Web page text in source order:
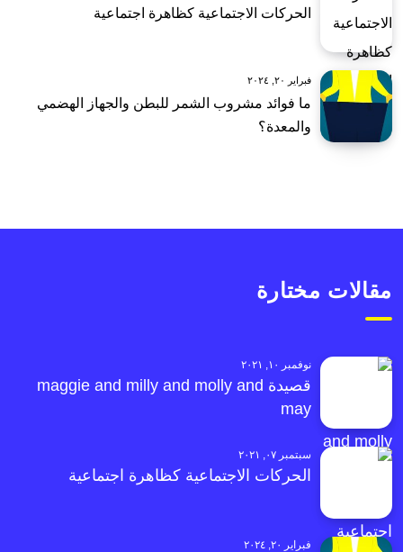
الحركات الاجتماعية كظاهرة اجتماعية
فبراير ٢٠, ٢٠٢٤
ما فوائد مشروب الشمر للبطن والجهاز الهضمي
والمعدة؟
مقالات مختارة
نوفمبر ١٠, ٢٠٢١
قصيدة maggie and milly and molly and
may
سبتمبر ٠٧, ٢٠٢١
الحركات الاجتماعية كظاهرة اجتماعية
فبراير ٢٠, ٢٠٢٤